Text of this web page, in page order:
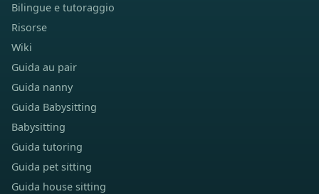
Bilingue e tutoraggio
Risorse
Wiki
Guida au pair
Guida nanny
Guida Babysitting
Babysitting
Guida tutoring
Guida pet sitting
Guida house sitting